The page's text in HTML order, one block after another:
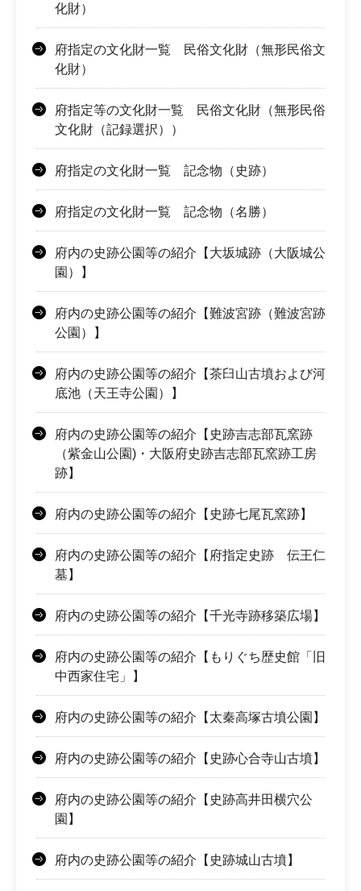
化財）
府指定の文化財一覧 民俗文化財（無形民俗文
化財）
府指定等の文化財一覧 民俗文化財（無形民俗
文化財（記録選択））
府指定の文化財一覧 記念物（史跡）
府指定の文化財一覧 記念物（名勝）
府内の史跡公園等の紹介【大坂城跡（大阪城公
園）】
府内の史跡公園等の紹介【難波宮跡（難波宮跡
公園）】
府内の史跡公園等の紹介【茶臼山古墳および河
底池（天王寺公園）】
府内の史跡公園等の紹介【史跡吉志部瓦窯跡
（紫金山公園)・大阪府史跡吉志部瓦窯跡工房
跡】
府内の史跡公園等の紹介【史跡七尾瓦窯跡】
府内の史跡公園等の紹介【府指定史跡 伝王仁
墓】
府内の史跡公園等の紹介【千光寺跡移築広場】
府内の史跡公園等の紹介【もりぐち歴史館「旧
中西家住宅」】
府内の史跡公園等の紹介【太秦高塚古墳公園】
府内の史跡公園等の紹介【史跡心合寺山古墳】
府内の史跡公園等の紹介【史跡高井田横穴公
園】
府内の史跡公園等の紹介【史跡城山古墳】